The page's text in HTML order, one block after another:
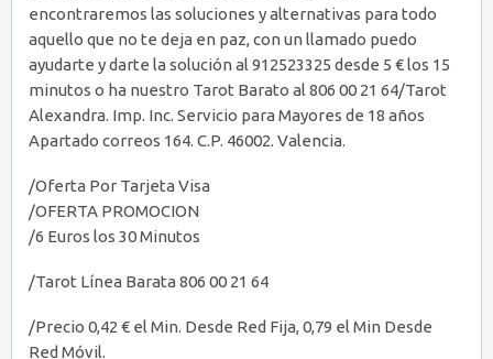
encontraremos las soluciones y alternativas para todo
aquello que no te deja en paz, con un llamado puedo
ayudarte y darte la solución al 912523325 desde 5 € los 15
minutos o ha nuestro Tarot Barato al 806 00 21 64/Tarot
Alexandra. Imp. Inc. Servicio para Mayores de 18 años
Apartado correos 164. C.P. 46002. Valencia.
/Oferta Por Tarjeta Visa
/OFERTA PROMOCION
/6 Euros los 30 Minutos
/Tarot Línea Barata 806 00 21 64
/Precio 0,42 € el Min. Desde Red Fija, 0,79 el Min Desde
Red Móvil.